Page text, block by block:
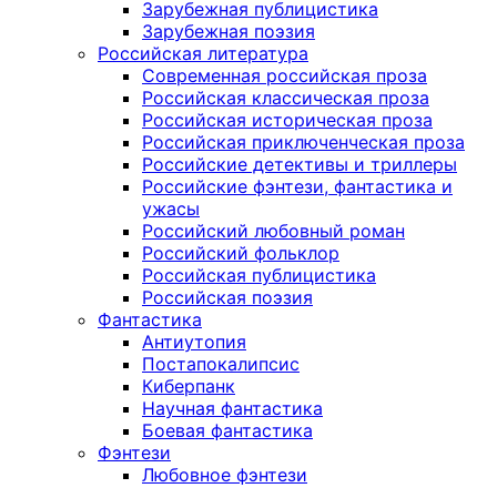
Зарубежная публицистика
Зарубежная поэзия
Российская литература
Современная российская проза
Российская классическая проза
Российская историческая проза
Российская приключенческая проза
Российские детективы и триллеры
Российские фэнтези, фантастика и
ужасы
Российский любовный роман
Российский фольклор
Российская публицистика
Российская поэзия
Фантастика
Антиутопия
Постапокалипсис
Киберпанк
Научная фантастика
Боевая фантастика
Фэнтези
Любовное фэнтези